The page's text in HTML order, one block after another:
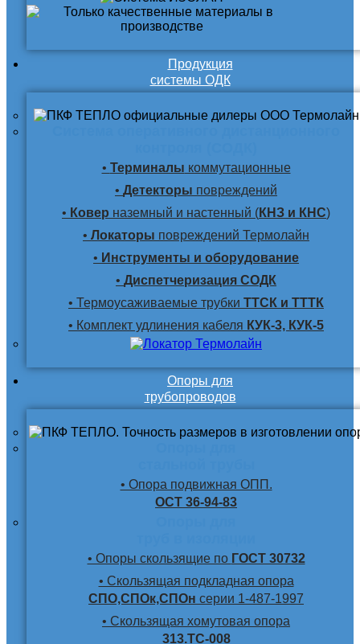
Продукция
системы ОДК
• Терминалы коммутационные
• Детекторы повреждений
• Ковер наземный и настенный (КНЗ и КНС)
• Локаторы повреждений Термолайн
• Инструменты и оборудование
• Диспетчеризация СОДК
• Термоусаживаемые трубки ТТСК и ТТТК
• Комплект удлинения кабеля КУК-3, КУК-5
Опоры для
трубопроводов
• Опора подвижная ОПП.
ОСТ 36-94-83
• Опоры скользящие по ГОСТ 30732
• Скользящая подкладная опора
СПО,СПОк,СПОн серии 1-487-1997
• Скользящая хомутовая опора
313.ТС-008